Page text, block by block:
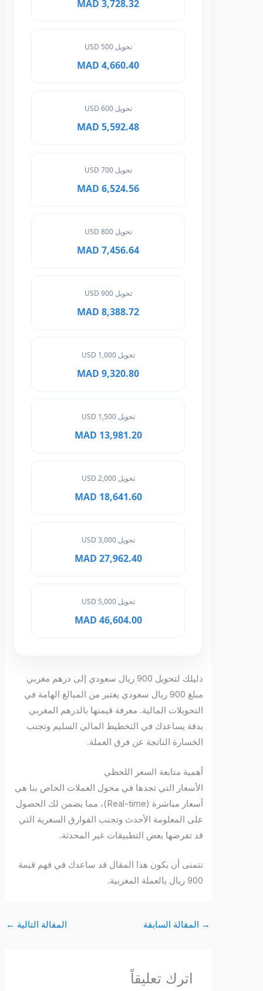
3,728.32 MAD
تحويل 500 USD
4,660.40 MAD
تحويل 600 USD
5,592.48 MAD
تحويل 700 USD
6,524.56 MAD
تحويل 800 USD
7,456.64 MAD
تحويل 900 USD
8,388.72 MAD
تحويل 1,000 USD
9,320.80 MAD
تحويل 1,500 USD
13,981.20 MAD
تحويل 2,000 USD
18,641.60 MAD
تحويل 3,000 USD
27,962.40 MAD
تحويل 5,000 USD
46,604.00 MAD
دليلك لتحويل 900 ريال سعودي إلى درهم مغربي
مبلغ 900 ريال سعودي يعتبر من المبالغ الهامة في
التحويلات المالية. معرفة قيمتها بالدرهم المغربي
بدقة يساعدك في التخطيط المالي السليم وتجنب
الخسارة الناتجة عن فرق العملة.
أهمية متابعة السعر اللحظي
الأسعار التي تجدها في محول العملات الخاص بنا هي
أسعار مباشرة (Real-time)، مما يضمن لك الحصول
على المعلومة الأحدث وتجنب الفوارق السعرية التي
قد تفرضها بعض التطبيقات غير المحدثة.
نتمنى أن يكون هذا المقال قد ساعدك في فهم قيمة
المقالة السابقة المقالة التالية←
اترك تعليقاً